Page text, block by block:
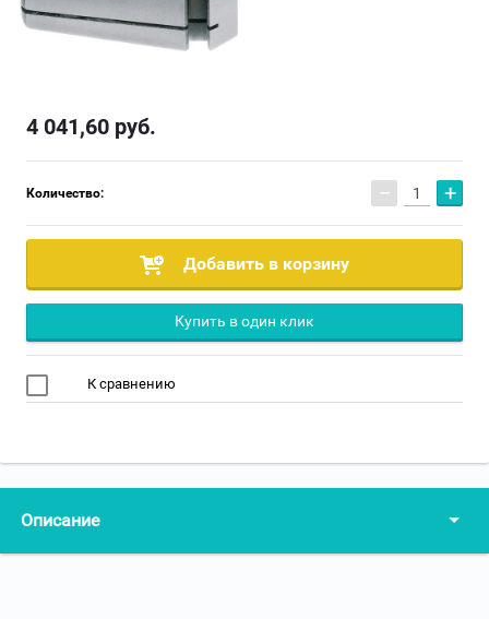
4 041,60 руб.
Количество: − +
Добавить в корзину
Купить в один клик
К сравнению
Описание